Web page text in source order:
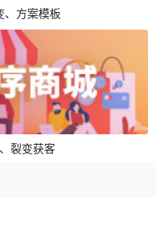
、方案模板
裂变获客